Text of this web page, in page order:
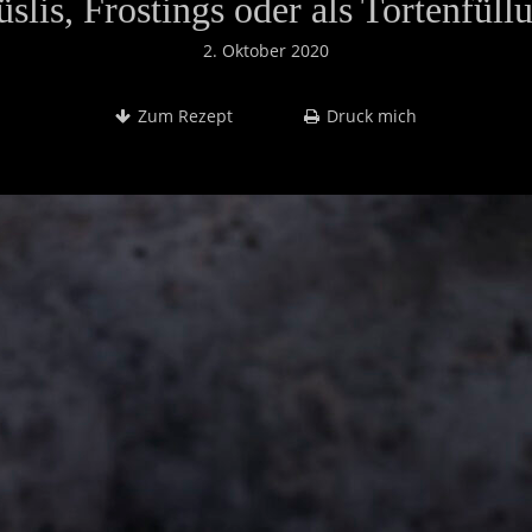
Frostings oder als
2. Oktober 2020
Zum Rezept Druck mich